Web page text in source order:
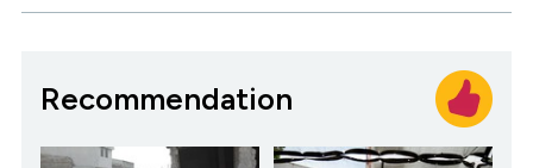
Recommendation